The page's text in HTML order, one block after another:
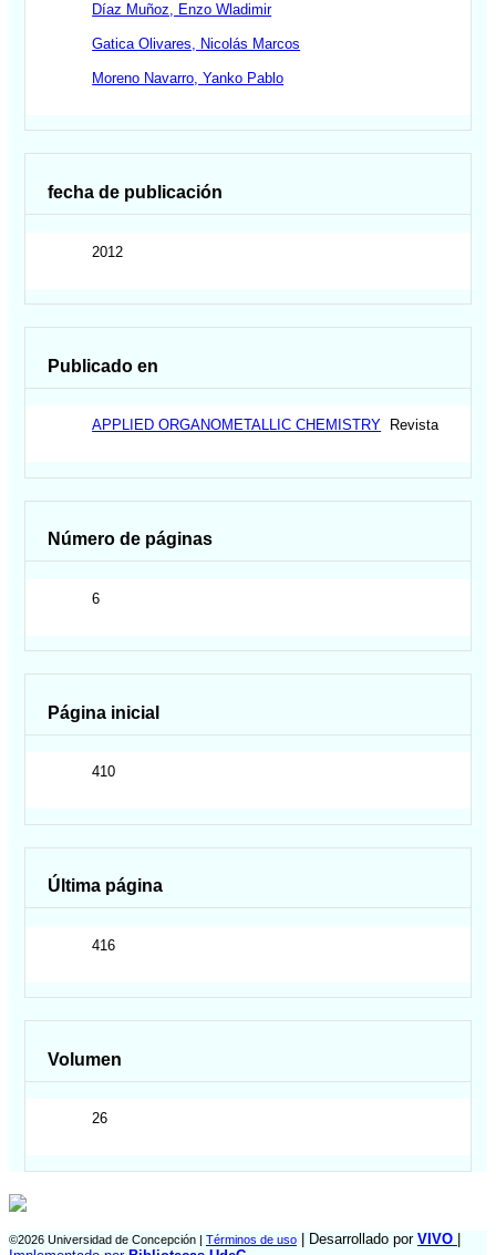
Díaz Muñoz, Enzo Wladimir
Gatica Olivares, Nicolás Marcos
Moreno Navarro, Yanko Pablo
fecha de publicación
2012
Publicado en
APPLIED ORGANOMETALLIC CHEMISTRY Revista
Número de páginas
6
Página inicial
410
Última página
416
Volumen
26
©2026 Universidad de Concepción | Términos de uso | Desarrollado por VIVO